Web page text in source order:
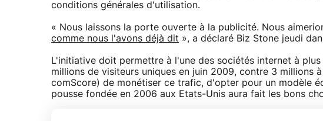
conditions générales d'utilisation.
« Nous laissons la porte ouverte à la publicité. Nous
comme nous l'avons déjà dit », a déclaré Biz Stone jeudi
L'initiative doit permettre à l'une des sociétés internet à
millions de visiteurs uniques en juin 2009, contre 3 millions
comScore) de monétiser ce trafic, d'opter pour un modèle
pousse fondée en 2006 aux Etats-Unis aura fait les bons